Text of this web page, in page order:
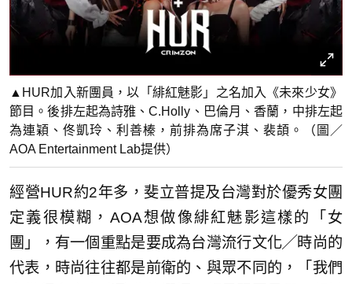
▲HUR加入新團員，以「緋紅魅影」之名加入《未來少女》
節目。後排左起為詩雅、C.Holly、巴倫月、香蘭，中排左起
為連穎、佟凱玲、利善榛，前排為席子淇、裴頡。（圖／
AOA Entertainment Lab提供）
經營HUR約2年多，斐立普提及台灣對於優秀女團
定義很模糊，AOA想做像緋紅魅影這樣的「女
團」，有一個重點是要成為台灣流行文化╱時尚的
代表，時尚往往都是前衛的、與眾不同的，「我們